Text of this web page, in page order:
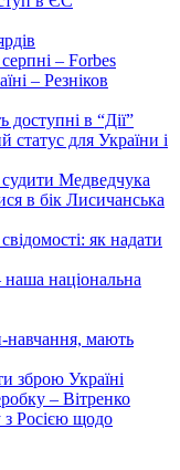
– Forbes
– Резніков
доступні в “Дії”
статус для України і
Медведчука
в бік Лисичанська
як надати
національна
навчання, мають
зброю Україні
– Вітренко
з Росією щодо